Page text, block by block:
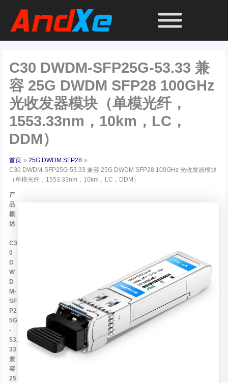
C30 DWDM-SFP25G-53.33 兼
容 25G DWDM SFP28 100GHz
光收发器模块（单模光纤，
1553.33nm，10km，LC，
DDM）
首页
25G DWDM SFP28
C30 DWDM-SFP25G-53.33 兼容 25G DWDM SFP28 100GHz 光收发器模块
（单模光纤，1553.33nm，10km，LC，DDM）
产
品
概
述
C3
0
D
W
D
M-
SF
P2
5G
-
53.
33
兼
容
25